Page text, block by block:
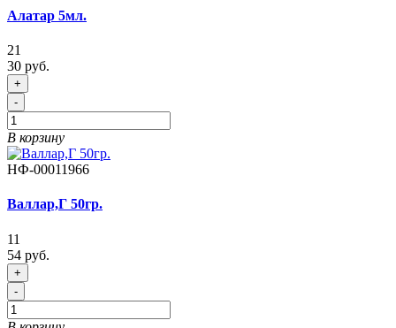
Алатар 5мл.
21
30 руб.
+
-
В корзину
НФ-00011966
Валлар,Г 50гр.
11
54 руб.
+
-